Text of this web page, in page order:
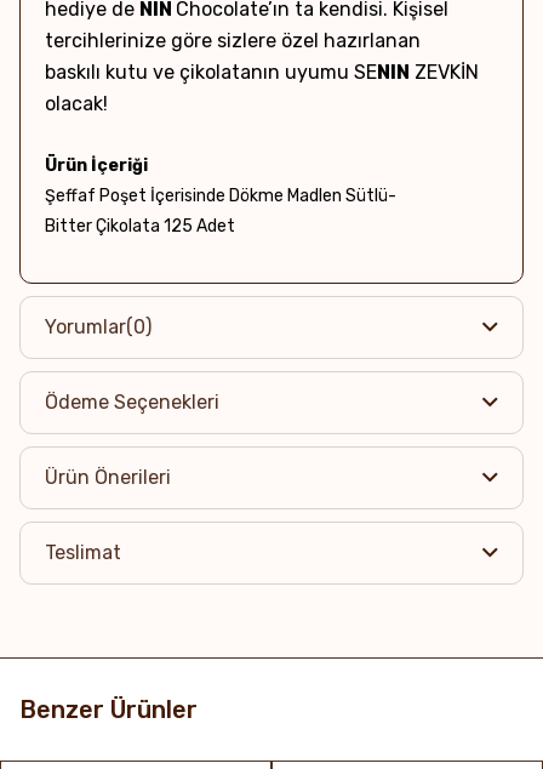
hediye de NIN Chocolate’ın ta kendisi. Kişisel
tercihlerinize göre sizlere özel hazırlanan
baskılı kutu ve çikolatanın uyumu SENIN ZEVKİN
olacak!
Ürün İçeriği
Şeffaf Poşet İçerisinde Dökme Madlen Sütlü-
Bitter Çikolata 125 Adet
Net Ağırlık & Adet
~875g / 125 Adet
Kutu Boyutları
Kutusuz
Alerjen Uyarısı
Fındık, Ceviz, Antep Fıstığı ve Soya ürünü içerebilir.
Raf Ömrü & Saklama Koşulları
Yorumlar(0)
Ödeme Seçenekleri
Ürün Önerileri
Teslimat
Benzer Ürünler